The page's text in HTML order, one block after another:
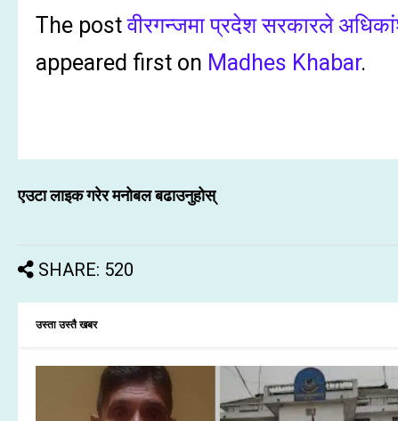
The postवीरगन्जमा प्रदेश सरकारले
appeared first on Madhes Khabar.
एउटा लाइक गरेर मनोबल बढाउनुहोस्
SHARE: 520
उस्ता उस्तै खबर